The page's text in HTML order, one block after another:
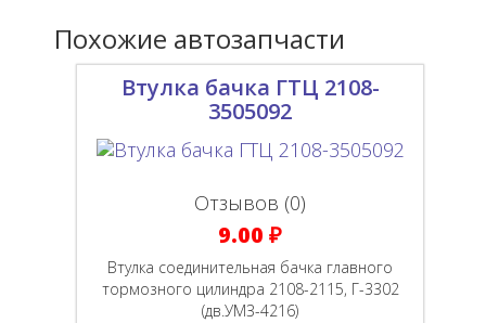
Похожие автозапчасти
Втулка бачка ГТЦ 2108-
3505092
Отзывов (0)
9.00 ₽
Втулка соединительная бачка главного
тормозного цилиндра 2108-2115, Г-3302
(дв.УМЗ-4216)